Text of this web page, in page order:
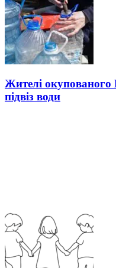
Жителі окупованого
підвіз води